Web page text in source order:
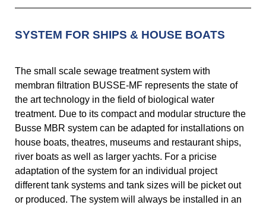
SYSTEM FOR SHIPS & HOUSE BOATS
The small scale sewage treatment system with
membran filtration BUSSE-MF represents the state of
the art technology in the field of biological water
treatment. Due to its compact and modular structure the
Busse MBR system can be adapted for installations on
house boats, theatres, museums and restaurant ships,
river boats as well as larger yachts. For a pricise
adaptation of the system for an individual project
different tank systems and tank sizes will be picket out
or produced. The system will always be installed in an